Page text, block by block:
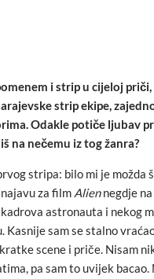
i strip u cijeloj
strip ekipe,
Odakle potiče ljubav
na nečemu iz tog žanra?
stripa: bilo mi je možda
za film Aliennegdje
astronauta i nekog
Kasnije sam se stalno
scene i priče. Nisam
pa sam to uvijek bacao.